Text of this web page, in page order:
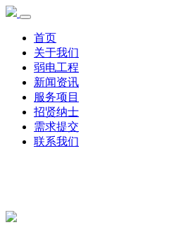
首页
关于我们
弱电工程
新闻资讯
服务项目
招贤纳士
需求提交
联系我们